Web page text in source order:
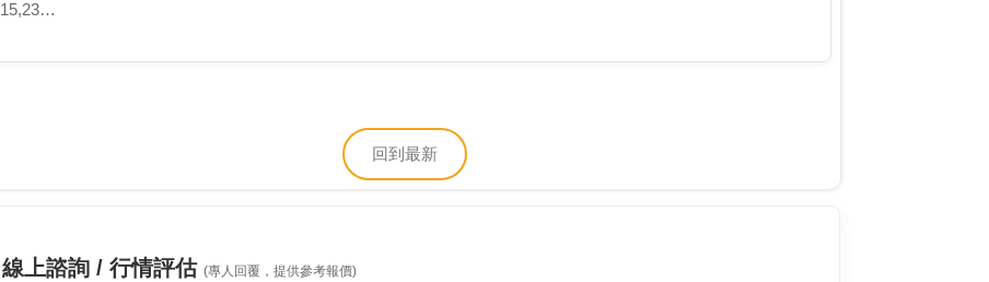
15,23…
回到最新
線上諮詢 / 行情評估(專人回覆，提供參考報價)